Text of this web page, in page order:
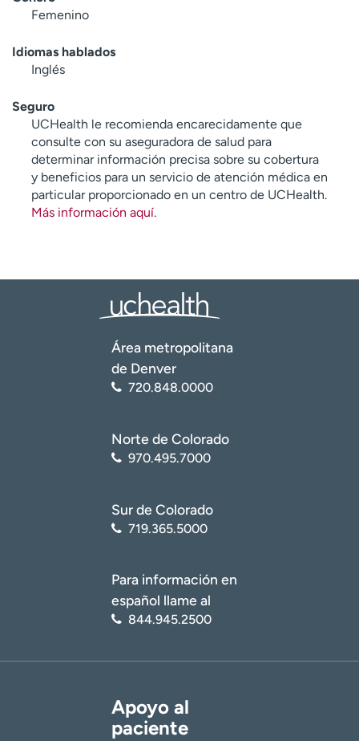
Femenino
Idiomas hablados
Inglés
Seguro
UCHealth le recomienda encarecidamente que
consulte con su aseguradora de salud para
determinar información precisa sobre su cobertura
y beneficios para un servicio de atención médica en
particular proporcionado en un centro de UCHealth.
Más información aquí.
Área metropolitana
de Denver
720.848.0000
Norte de Colorado
970.495.7000
Sur de Colorado
719.365.5000
Para información en
español llame al
844.945.2500
Apoyo al
paciente